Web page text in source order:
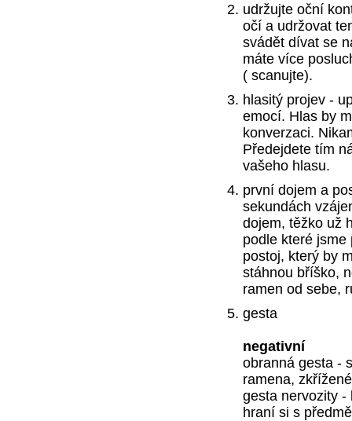
udržujte oční
očí a udržovat
svádět dívat se
máte více
( scanujte).
hlasitý projev -
emocí. Hlas by
konverzaci.
Předejdete tím
vašeho hlasu.
první dojem a
sekundách
dojem, těžko už
podle které jsme
postoj, který by
stáhnou bříško,
ramen od sebe,
gesta
negativní
obranná gesta -
ramena,
gesta nervozity
hraní si s